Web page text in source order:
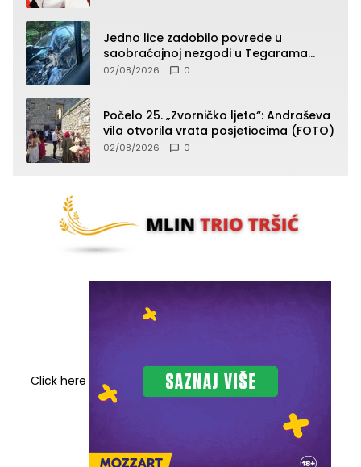
Jedno lice zadobilo povrede u
saobraćajnoj nezgodi u Tegarama
(FOTO)
02/08/2026 0
Počelo 25. „Zvorničko ljeto“: Andraševa
vila otvorila vrata posjetiocima (FOTO)
02/08/2026 0
Click here